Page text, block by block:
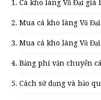
Cá kho làng Vũ Đại giá
Mua cá kho làng Vũ
Mua cá kho làng Vũ
Bảng phí vận chuyển
Cách sử dụng và bảo